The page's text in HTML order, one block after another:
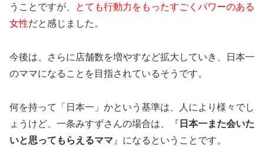
うことですが、
とても行動力をもったすごくパワーのある
女性だと感じました。
今後は、さらに店舗数を増やすなど拡大していき、日本一
のママになることを目指されているそうです。
何を持って「日本一」かという基準は、人により様々でし
ょうけど、一条みすずさんの場合は、『 日本一また会いた
いと思ってもらえるママ 』になるということです。